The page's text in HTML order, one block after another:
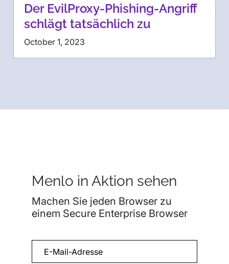
Der EvilProxy-Phishing-Angriff
schlägt tatsächlich zu
October 1, 2023
Menlo in Aktion sehen
Machen Sie jeden Browser zu
einem Secure Enterprise Browser